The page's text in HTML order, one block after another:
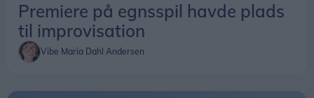
Premiere på egnsspil havde plads
til improvisation
Vibe Maria Dahl Andersen